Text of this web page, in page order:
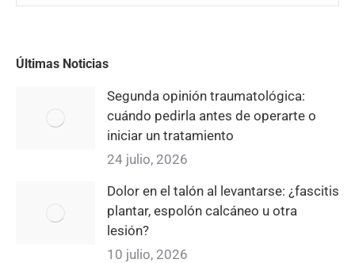
Últimas Noticias
Segunda opinión traumatológica:
cuándo pedirla antes de operarte o
iniciar un tratamiento
24 julio, 2026
Dolor en el talón al levantarse: ¿fascitis
plantar, espolón calcáneo u otra
lesión?
10 julio, 2026